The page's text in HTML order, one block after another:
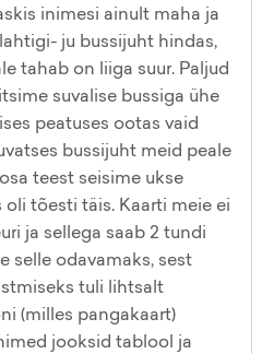
inimesi ainult maha ja
ju bussijuht hindas,
tahab on liiga suur. Paljud
suvalise bussiga ühe
peatuses ootas vaid
bussijuht meid peale
teest seisime ukse
oli tõesti täis. Kaarti meie ei
ja sellega saab 2 tundi
selle odavamaks, sest
tuli lihtsalt
(milles pangakaart)
jooksid tablool ja